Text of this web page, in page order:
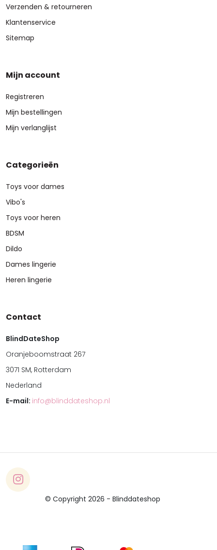
Verzenden & retourneren
Klantenservice
Sitemap
Mijn account
Registreren
Mijn bestellingen
Mijn verlanglijst
Categorieën
Toys voor dames
Vibo's
Toys voor heren
BDSM
Dildo
Dames lingerie
Heren lingerie
Contact
BlindDateShop
Oranjeboomstraat 267
3071 SM, Rotterdam
Nederland
E-mail: info@blinddateshop.nl
© Copyright 2026 - Blinddateshop